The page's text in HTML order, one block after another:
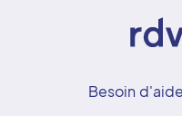
Besoin